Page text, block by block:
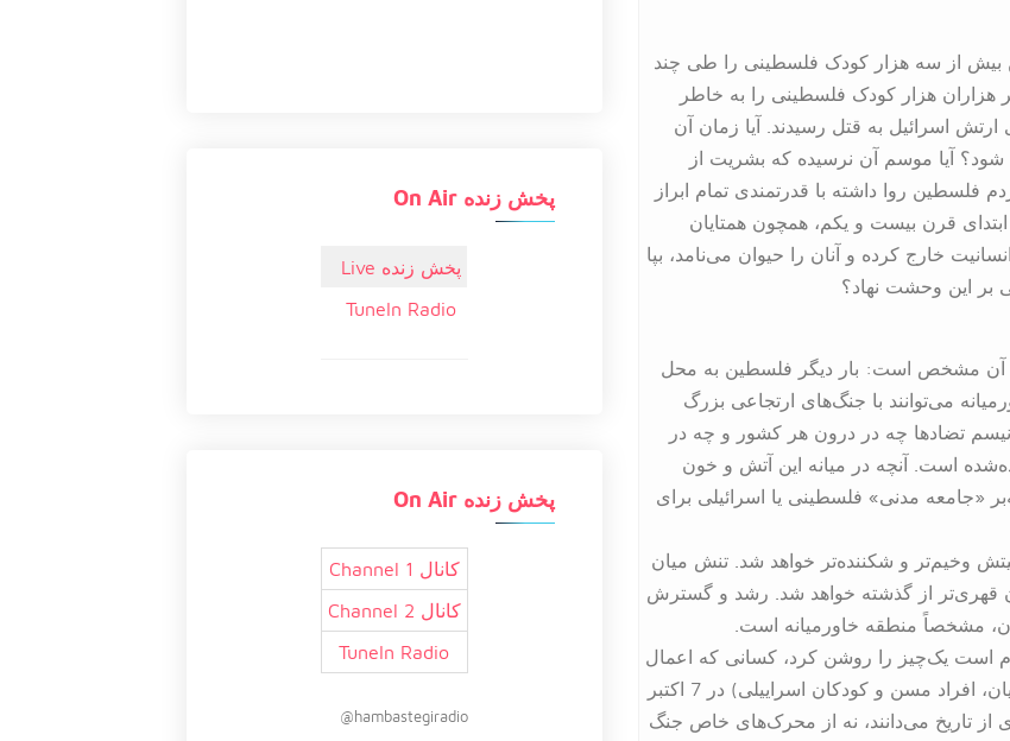
بیش از سه هزار کودک فلسطینی را طی چند
هزاران هزار کودک فلسطینی را به خاطر
ارتش اسرائیل به قتل رسیدند. آیا زمان آن
شود؟ آیا موسم آن نرسیده که بشریت از
اسرائیل طی 75 سال در حق مردم فلسطین روا داشته با قدرتمندی تمام ابراز
قرن بیست و یکم، همچون همتایان
خارج کرده و آنان را حیوان می‌نامد، بپا
بر این وحشت نهاد؟
آن مشخص است: بار دیگر فلسطین به محل
می‌توانند با جنگ‌های ارتجاعی بزرگ
تضادها چه در درون هر کشور و چه در
است. آنچه در میانه این آتش و خون
«جامعه مدنی» فلسطینی یا اسرائیلی برای
وخیم‌تر و شکننده‌تر خواهد شد. تنش میان
قهری‌تر از گذشته خواهد شد. رشد و گسترش
مشخصاً منطقه خاورمیانه است.
است یک‌چیز را روشن کرد، کسانی که اعمال
خشونت‌بار ارتجاعی حماس (به‌ویژه درزمینهٔ برخورد به غیرنظامیان، افراد مسن و کودکان اسراییلی) در 7 اکتبر
از تاریخ می‌دانند، نه از محرک‌های خاص جنگ
پخش زنده On Air
پخش زنده Live
TuneIn Radio
پخش زنده On Air
کانال 1 Channel
کانال 2 Channel
TuneIn Radio
hambastegiradio@